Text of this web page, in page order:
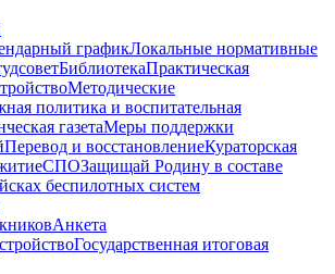
графикЛокальные нормативные
БиблиотекаПрактическая
Методические
политика и воспитательная
газетаМеры поддержки
Перевод и восстановлениеКураторская
СПОЗащищай Родину в составе
беспилотных систем
Анкета
Государственная итоговая